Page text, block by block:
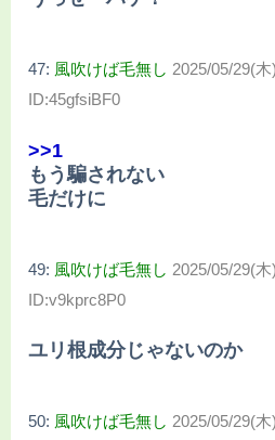
47: 風吹けば毛無し 2025/05/29(
ID:45gfsiBF0
>>1
もう騙されない
毛だけに
49: 風吹けば毛無し 2025/05/29(
ID:v9kprc8P0
ユリ根成分じゃないのか
50: 風吹けば毛無し 2025/05/29(